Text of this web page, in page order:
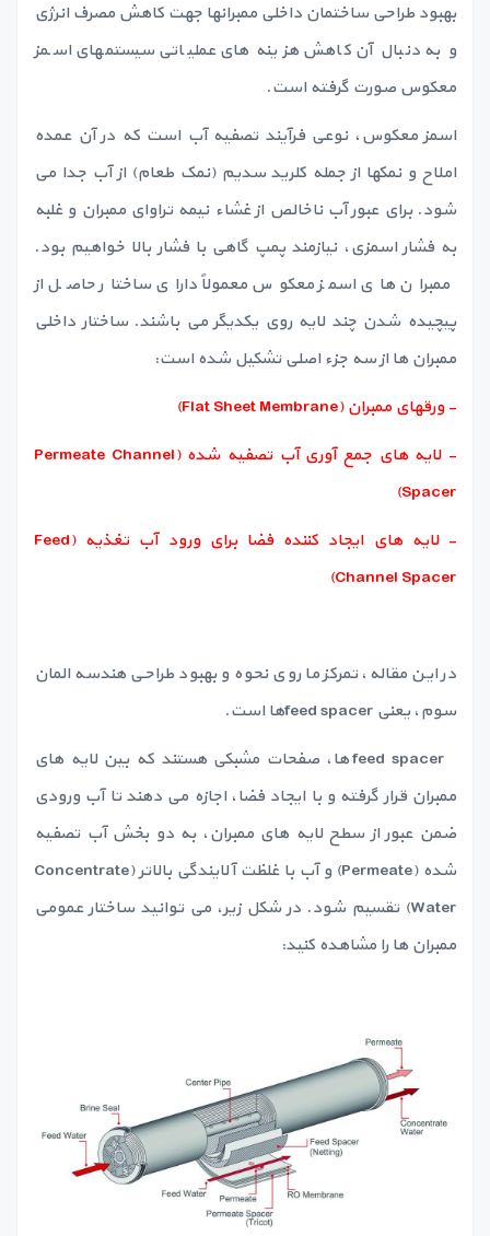
بهبود طراحی ساختمان داخلی ممبرانها جهت کاهش مصرف انرژی
و به دنبال آن کاهش هزینه های عملیاتی سیستمهای اسمز
معکوس صورت گرفته است.
اسمز معکوس، نوعی فرآیند تصفیه آب است که در آن عمده
املاح و نمکها از جمله کلرید سدیم (نمک طعام) از آب جدا می
شود. برای عبور آب ناخالص از غشاء نیمه تراوای ممبران و غلبه
به فشار اسمزی، نیازمند پمپ گاهی با فشار بالا خواهیم بود.
ممبران های اسمز معکوس معمولاً دارای ساختار حاصل از
پیچیده شدن چند لایه روی یکدیگر می باشند. ساختار داخلی
ممبران ها از سه جزء اصلی تشکیل شده است:
- ورقهای ممبران (Flat Sheet Membrane)
- لایه های جمع آوری آب تصفیه شده (Permeate Channel
Spacer)
- لایه های ایجاد کننده فضا برای ورود آب تغذیه (Feed
Channel Spacer)
در این مقاله، تمرکز ما روی نحوه و بهبود طراحی هندسه المان
سوم، یعنی feed spacerها است.
feed spacer ها، صفحات مشبکی هستند که بین لایه های
ممبران قرار گرفته و با ایجاد فضا، اجازه می دهند تا آب ورودی
ضمن عبور از سطح لایه های ممبران، به دو بخش آب تصفیه
شده (Permeate) و آب با غلظت آلایندگی بالاتر (Concentrate
Water) تقسیم شود. در شکل زیر، می توانید ساختار عمومی
ممبران ها را مشاهده کنید: